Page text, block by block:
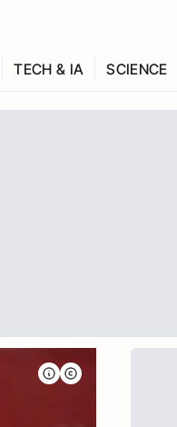
TECH & IA SCIENCE